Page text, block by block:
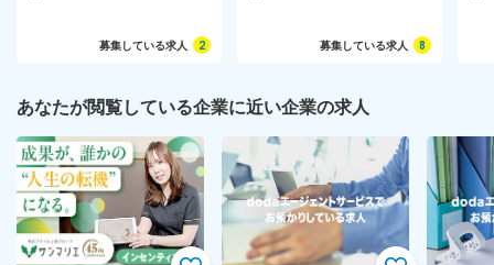
募集している求人 2 募集している求人 8
あなたが閲覧している企業に近い企業の求人